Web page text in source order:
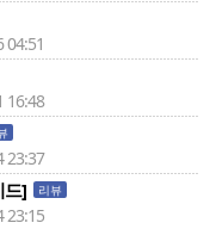
16:48
23:37
드] 리뷰
23:15